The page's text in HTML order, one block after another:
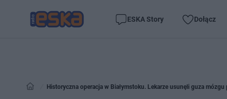
ESKA Story Dołącz
Historyczna operacja w Białymstoku. Lekarze usunęli guza mózgu